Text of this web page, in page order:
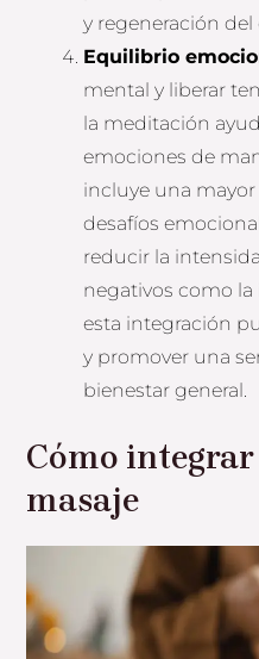
y regeneración del
Equilibrio
mental y liberar
la meditación
emociones de
incluye una
desafíos
reducir la
negativos como la
esta integración
y promover una
bienestar general.
Cómo
masaje